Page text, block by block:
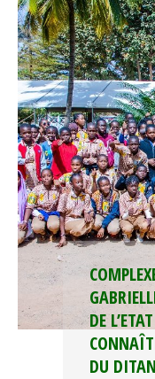
DE
DU